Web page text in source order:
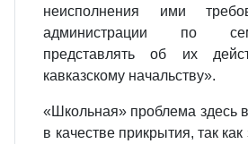
неисполнения ими
администрации по
представлять об их
кавказскому начальству».
«Школьная» проблема здесь
в качестве прикрытия, так